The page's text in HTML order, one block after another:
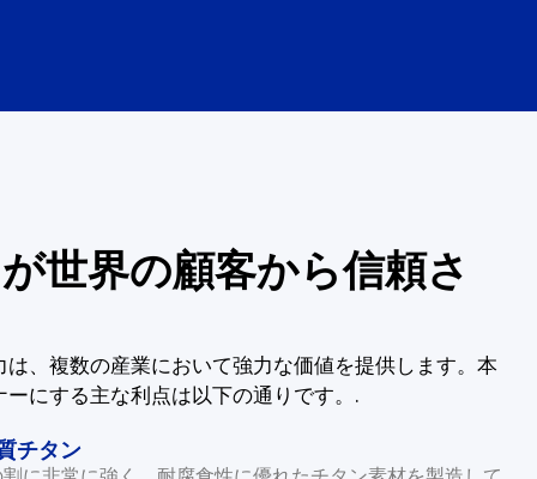
世界の顧客から信頼さ
、複数の産業において強力な価値を提供します。本
にする主な利点は以下の通りです。.
チタン